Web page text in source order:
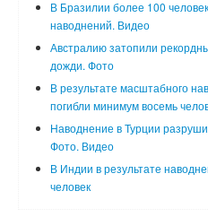
В Бразилии более 100
наводнений. Видео
Австралию затопили
дожди. Фото
В результате масштабного
погибли минимум восемь
Наводнение в Турции
Фото. Видео
В Индии в результате
человек